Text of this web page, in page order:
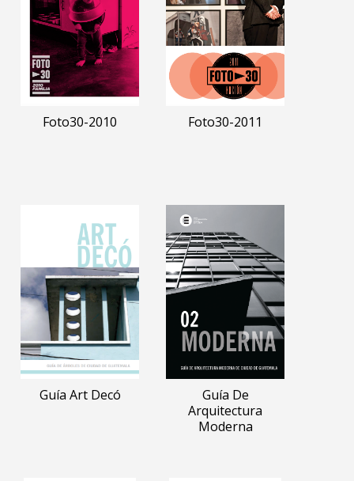
Foto30-2010 Foto30-2011
Guía Art Decó
Guía De
Arquitectura
Moderna